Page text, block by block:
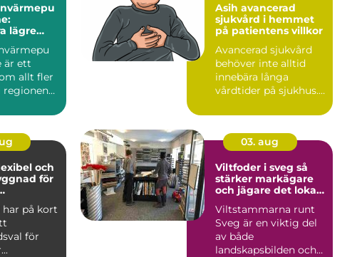
lägre
är ett
allt fler
regionen
Asih avancerad
sjukvård i hemmet
på patientens villkor
Avancerad sjukvård
behöver inte alltid
innebära långa
vårdtider på sjukhus.
sjuka pe...
och
för
har på kort
för
03. aug
Viltfoder i sveg så
stärker markägare
och jägare det lokala
Viltstammarna runt
Sveg är en viktig del
av både
landskapsbilden och